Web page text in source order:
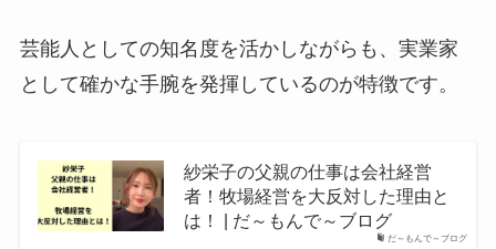
芸能人としての知名度を活かしながらも、実業家
として確かな手腕を発揮しているのが特徴です。
だ～もんで～ブログ
紗栄子の父親の仕事は会社経営
者！牧場経営を大反対した理由と
は！ | だ～もんで～ブログ